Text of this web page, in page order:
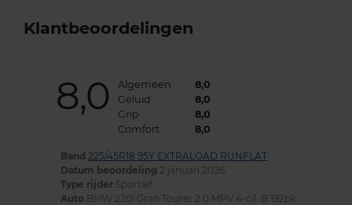
Klantbeoordelingen
8,0 Algemeen
8,0
Geluid
8,0
Grip
8,0
Comfort
8,0
Band 225/45R18 95Y EXTRALOAD RUNFLAT
Datum beoordeling 2 januari 2026
Type rijder Sportief
Auto BMW 220i Gran Tourer 2.0 MPV 4-cil. B 192pk